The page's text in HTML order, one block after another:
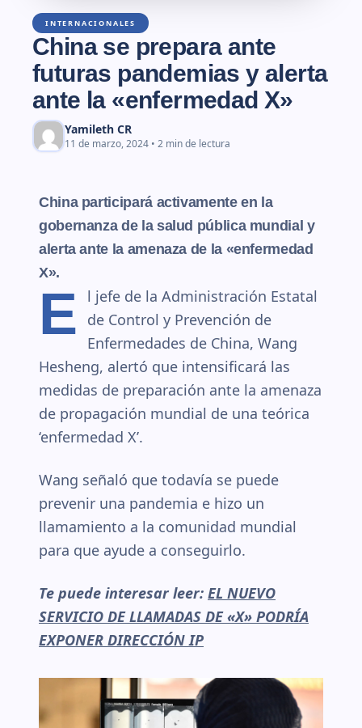
INTERNACIONALES
China se prepara ante
futuras pandemias y alerta
ante la «enfermedad X»
Yamileth CR
11 de marzo, 2024 • 2 min de lectura
China participará activamente en la
gobernanza de la salud pública mundial y
alerta ante la amenaza de la «enfermedad
X».
E
l jefe de la Administración Estatal
de Control y Prevención de
Enfermedades de China, Wang
Hesheng, alertó que intensificará las
medidas de preparación ante la amenaza
de propagación mundial de una teórica
‘enfermedad X’.
Wang señaló que todavía se puede
prevenir una pandemia e hizo un
llamamiento a la comunidad mundial
para que ayude a conseguirlo.
Te puede interesar leer: EL NUEVO
SERVICIO DE LLAMADAS DE «X» PODRÍA
EXPONER DIRECCIÓN IP